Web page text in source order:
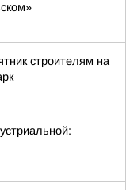
строителям на